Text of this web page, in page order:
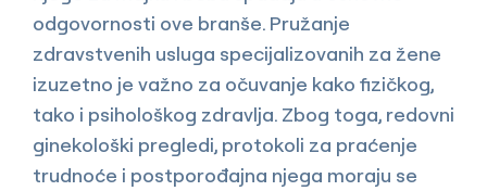
odgovornosti ove branše. Pružanje
zdravstvenih usluga specijalizovanih za žene
izuzetno je važno za očuvanje kako fizičkog,
tako i psihološkog zdravlja. Zbog toga, redovni
ginekološki pregledi, protokoli za praćenje
trudnoće i postporođajna njega moraju se